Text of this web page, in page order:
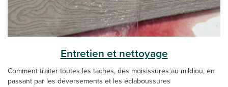
Entretien et nettoyage
Comment traiter toutes les taches, des moisissures au mildiou, en
passant par les déversements et les éclaboussures